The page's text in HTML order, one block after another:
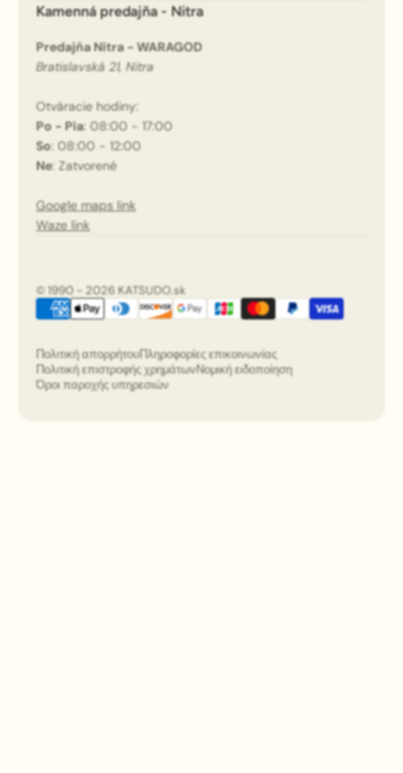
Kamenná predajňa - Nitra
Predajňa Nitra - WARAGOD
Bratislavská 21, Nitra
Otváracie hodiny:
Po - Pia: 08:00 - 17:00
So: 08:00 - 12:00
Ne: Zatvorené
Google maps link
Waze link
© 1990 - 2026 KATSUDO.sk
Πολιτική απορρήτουΠληροφορίες επικοινωνίας
Πολιτική επιστροφής χρημάτωνΝομική ειδοποίηση
Όροι παροχής υπηρεσιών